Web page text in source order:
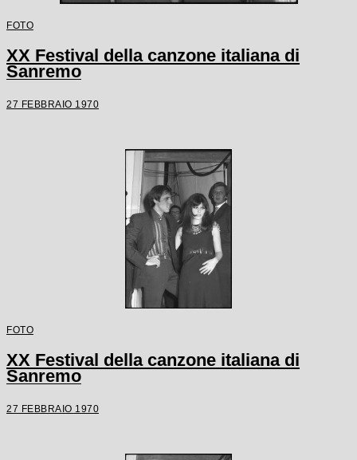
FOTO
XX Festival della canzone italiana di
Sanremo
27 FEBBRAIO 1970
FOTO
XX Festival della canzone italiana di
Sanremo
27 FEBBRAIO 1970